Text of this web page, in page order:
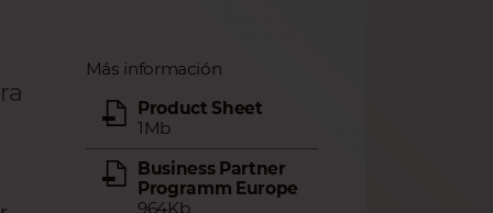
Más información
Product Sheet
1Mb
Business Partner
Programm Europe
964Kb